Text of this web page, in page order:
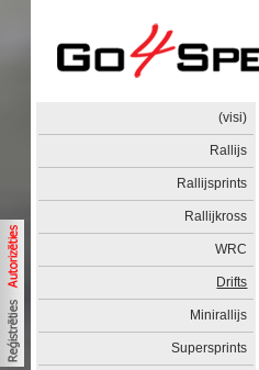
(visi)
Rallijs
Rallijsprints
Rallijkross
WRC
Drifts
Minirallijs
Supersprints